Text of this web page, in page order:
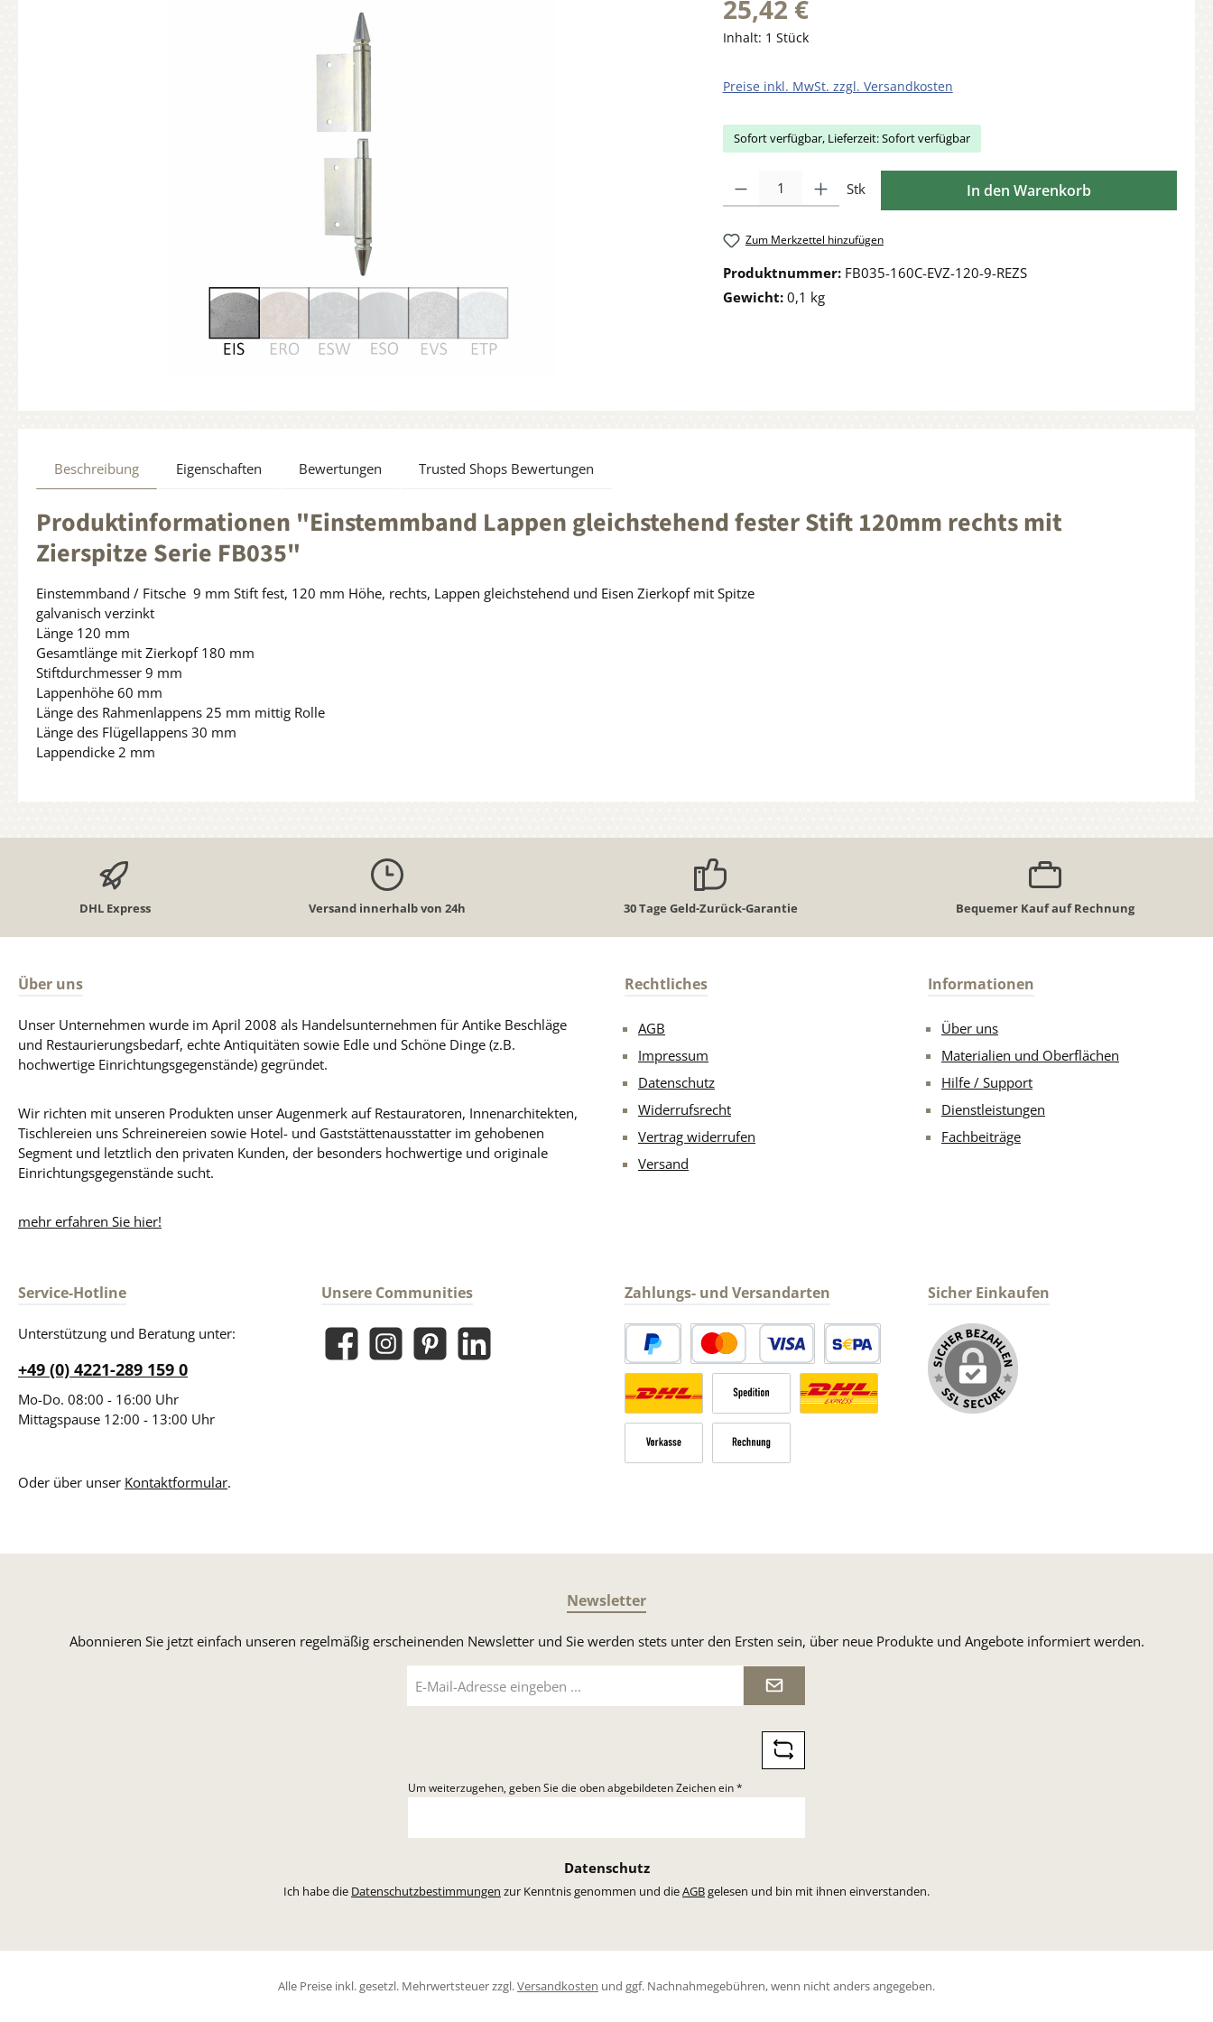
25,42 €
Inhalt: 1 Stück
Preise inkl. MwSt. zzgl. Versandkosten
Sofort verfügbar, Lieferzeit: Sofort verfügbar
Stk In den Warenkorb
Zum Merkzettel hinzufügen
Produktnummer: FB035-160C-EVZ-120-9-REZS
Gewicht: 0,1 kg
Beschreibung Eigenschaften Bewertungen Trusted Shops Bewertungen
Produktinformationen "Einstemmband Lappen gleichstehend fester Stift 120mm rechts mit
Zierspitze Serie FB035"
Einstemmband / Fitsche 9 mm Stift fest, 120 mm Höhe, rechts, Lappen gleichstehend und Eisen Zierkopf mit Spitze
galvanisch verzinkt
Länge 120 mm
Gesamtlänge mit Zierkopf 180 mm
Stiftdurchmesser 9 mm
Lappenhöhe 60 mm
Länge des Rahmenlappens 25 mm mittig Rolle
Länge des Flügellappens 30 mm
Lappendicke 2 mm
DHL Express Versand innerhalb von 24h 30 Tage Geld-Zurück-Garantie Bequemer Kauf auf Rechnung
Über uns
Unser Unternehmen wurde im April 2008 als Handelsunternehmen für Antike Beschläge
und Restaurierungsbedarf, echte Antiquitäten sowie Edle und Schöne Dinge (z.B.
hochwertige Einrichtungsgegenstände) gegründet.
Wir richten mit unseren Produkten unser Augenmerk auf Restauratoren, Innenarchitekten,
Tischlereien uns Schreinereien sowie Hotel- und Gaststättenausstatter im gehobenen
Segment und letztlich den privaten Kunden, der besonders hochwertige und originale
Einrichtungsgegenstände sucht.
mehr erfahren Sie hier!
Rechtliches
AGB
Impressum
Datenschutz
Widerrufsrecht
Vertrag widerrufen
Versand
Informationen
Über uns
Materialien und Oberflächen
Hilfe / Support
Dienstleistungen
Fachbeiträge
Service-Hotline
Unterstützung und Beratung unter:
+49 (0) 4221-289 159 0
Mo-Do. 08:00 - 16:00 Uhr
Mittagspause 12:00 - 13:00 Uhr
Oder über unser Kontaktformular.
Unsere Communities
FacebookInstagramPinterestLinkedIn
Zahlungs- und Versandarten
PayPal Kredit- oder DebitkarteSEPA Lastschrift
Versandkosten Deutschland normaler Versand Deutsche Post
Sperrgut
Sicher Einkaufen
Newsletter
Abonnieren Sie jetzt einfach unseren regelmäßig erscheinenden Newsletter und Sie werden stets unter den Ersten sein, über neue Produkte und Angebote informiert werden.
Mail-
Adresse
Um weiterzugehen, geben Sie die oben abgebildeten Zeichen ein*
Datenschutz
Ich habe die Datenschutzbestimmungen zur Kenntnis genommen und dieAGBgelesen und bin mit ihnen einverstanden.
Alle Preise inkl. gesetzl. Mehrwertsteuer zzgl.Versandkosten und ggf. Nachnahmegebühren, wenn nicht anders angegeben.